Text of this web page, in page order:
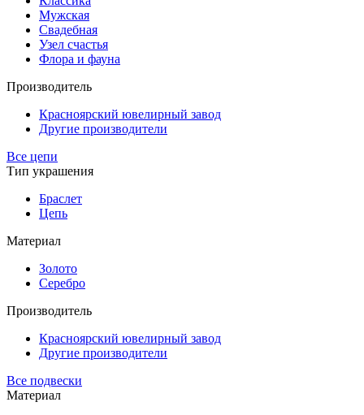
Мужская
Свадебная
Узел счастья
Флора и фауна
Производитель
Красноярский ювелирный завод
Другие производители
Все цепи
Тип украшения
Браслет
Цепь
Материал
Золото
Серебро
Производитель
Красноярский ювелирный завод
Другие производители
Все подвески
Материал